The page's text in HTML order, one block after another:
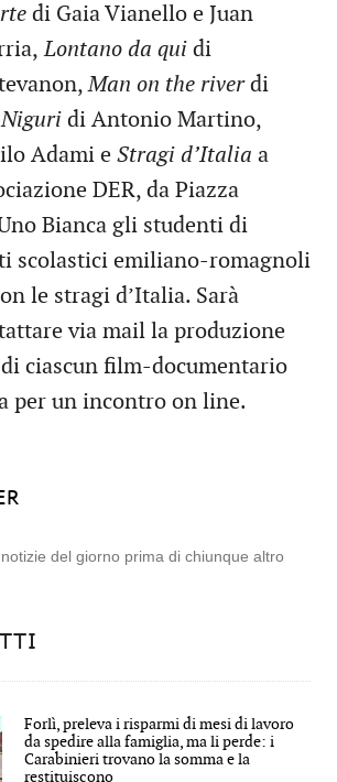
di Gaia Vianello e Juan
Lontano da qui di
Man on the riverdi
di Antonio Martino,
Adami e Stragi d’Italia a
DER, da Piazza
Bianca gli studenti di
scolastici emiliano-romagnoli
le stragi d’Italia. Sarà
via mail la produzione
ciascun film-documentario
per un incontro on line.
del giorno prima di chiunque altro
Forlì, preleva i risparmi di mesi di lavoro
da spedire alla famiglia, ma li perde: i
Carabinieri trovano la somma e la
restituiscono